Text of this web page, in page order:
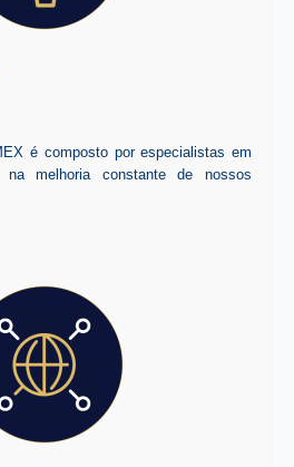
é composto por especialistas em
na melhoria constante de nossos